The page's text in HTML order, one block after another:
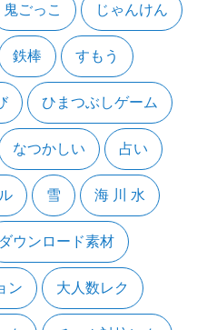
鬼ごっこ じゃんけん
鉄棒 すもう
ひまつぶしゲーム
なつかしい 占い
雪 海 川 水
ダウンロード素材
ン 大人数レク